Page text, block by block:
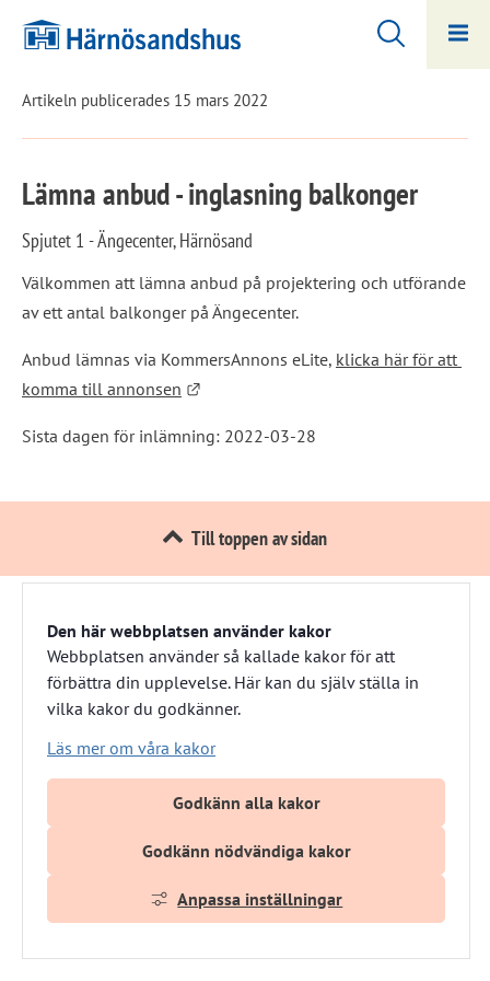
Den här webbplatsen använder kakor
Webbplatsen använder så kallade kakor för att
förbättra din upplevelse. Här kan du själv ställa in
vilka kakor du godkänner.
Läs mer om våra kakor
Godkänn alla kakor
Godkänn nödvändiga kakor
Anpassa inställningar
Artikeln publicerades 15 mars 2022
Lämna anbud - inglasning balkonger
Spjutet 1 - Ängecenter, Härnösand
Välkommen att lämna anbud på projektering och utförande
av ett antal balkonger på Ängecenter.
Anbud lämnas via KommersAnnons eLite, klicka här för att
komma till annonsen
Sista dagen för inlämning: 2022-03-28
Till toppen av sidan
Härnösandshus
Besöksadress: Nybrogatan 13
Växel: 0611-882 00
E-post: info@harnosandshus.se
Om webbplatsen
Tillgänglighets­redogörelse
Webbplatskarta